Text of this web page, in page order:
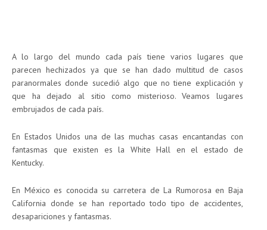
A lo largo del mundo cada país tiene varios lugares que
parecen hechizados ya que se han dado multitud de casos
paranormales donde sucedió algo que no tiene explicación y
que ha dejado al sitio como misterioso. Veamos lugares
embrujados de cada país.
En Estados Unidos una de las muchas casas encantandas con
fantasmas que existen es la White Hall en el estado de
Kentucky.
En México es conocida su carretera de La Rumorosa en Baja
California donde se han reportado todo tipo de accidentes,
desapariciones y fantasmas.